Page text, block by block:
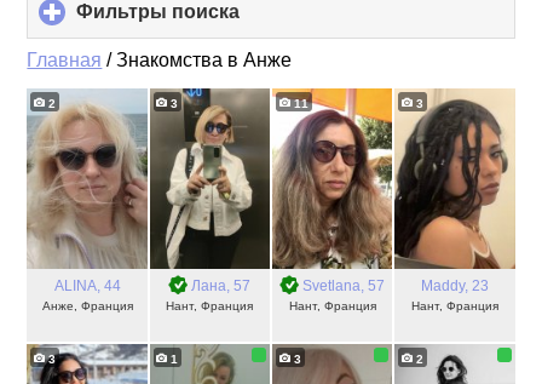
Фильтры поиска
to
expand
contents
Главная /Знакомства в Анже
2
ALINA, 44
Анже, Франция
3
Лана, 57
Нант, Франция
11
Svetlana, 57
Нант, Франция
3
Maddy, 23
Нант, Франция
3 1 3 2